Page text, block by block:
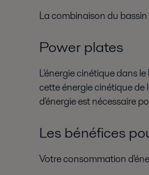
La combinaison du
Power plates
L'énergie cinétique dans
cette énergie cinétique de
d'énergie est nécessaire
Les bénéfices
Votre consommation